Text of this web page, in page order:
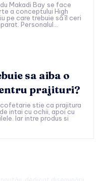
Makadi Bay se face
a conceptului High
pe care trebuie să îl ceri
Personalul...
sa aiba o
prajituri?
stie ca prajitura
intai cu ochii, apoi cu
Iar intre produs si